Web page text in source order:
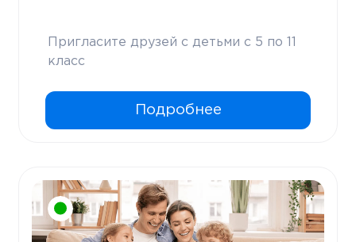
Пригласите друзей с детьми с 5 по 11
класс
Подробнее